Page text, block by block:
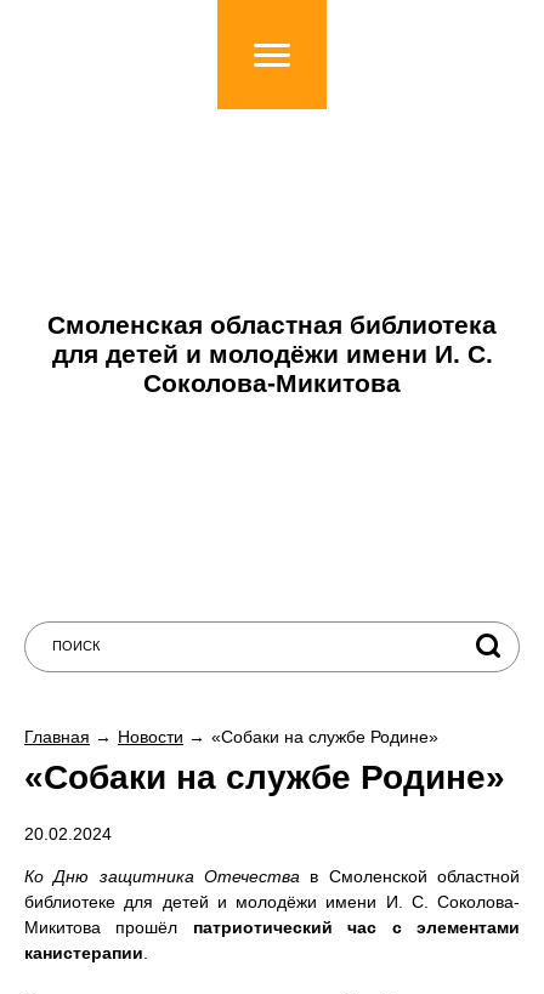
Смоленская областная библиотека
для детей и молодёжи имени И. С.
Соколова-Микитова
Главная Новости «Собаки на службе Родине»
«Собаки на службе Родине»
20.02.2024
Ко Дню защитника Отечества в Смоленской областной
библиотеке для детей и молодёжи имени И. С. Соколова-
Микитова прошёл патриотический час с элементами
канистерапии